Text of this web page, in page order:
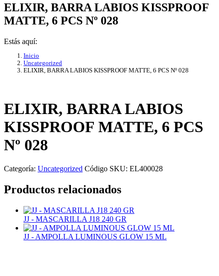
ELIXIR, BARRA LABIOS KISSPROOF
MATTE, 6 PCS Nº 028
Estás aquí:
Inicio
Uncategorized
ELIXIR, BARRA LABIOS KISSPROOF MATTE, 6 PCS Nº 028
ELIXIR, BARRA LABIOS
KISSPROOF MATTE, 6 PCS
Nº 028
Categoría: Uncategorized Código SKU: EL400028
Productos relacionados
JJ - MASCARILLA J18 240 GR
JJ - AMPOLLA LUMINOUS GLOW 15 ML